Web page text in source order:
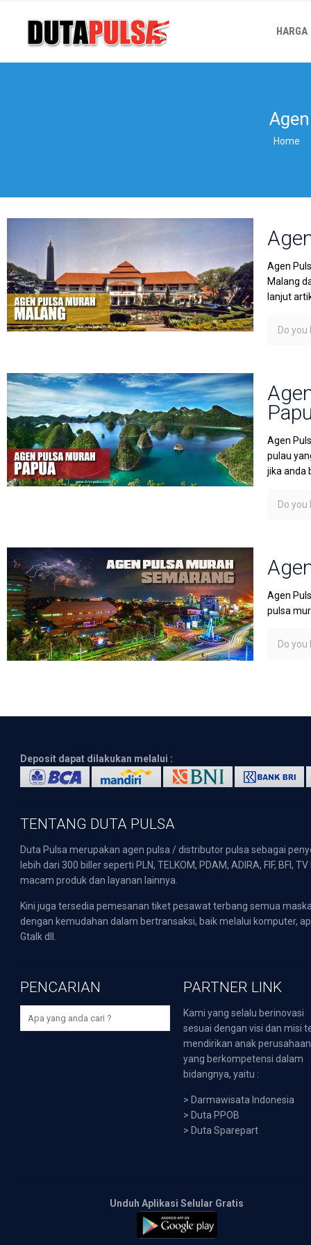
HARGA
Home
Agen
Malang
lanjut
Do you
Agen
pulau
jika anda
Do you
Agen
pulsa
Do you
Deposit dapat dilakukan melalui :
TENTANG DUTA PULSA
Duta Pulsa merupakan agen pulsa / distributor pulsa sebagai
lebih dari 300 biller seperti PLN, TELKOM, PDAM, ADIRA, FIF,
macam produk dan layanan lainnya.
Kini juga tersedia pemesanan tiket pesawat terbang semua
dengan kemudahan dalam bertransaksi, baik melalui komputer,
Gtalk dll.
PENCARIAN PARTNER LINK
Kami yang selalu berinovasi
sesuai dengan visi dan misi
mendirikan anak perusahaan
yang berkompetensi dalam
bidangnya, yaitu :
> Darmawisata Indonesia
> Duta PPOB
> Duta Sparepart
Unduh Aplikasi Selular Gratis